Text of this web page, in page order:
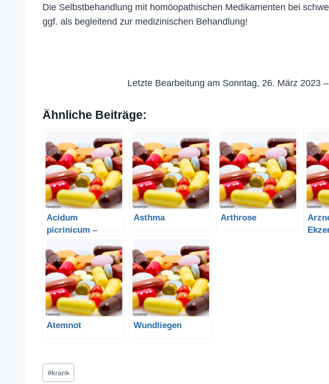
Die Selbstbehandlung mit homöopathischen Medikamenten bei
ggf. als begleitend zur medizinischen Behandlung!
Letzte Bearbeitung am Sonntag, 26. März 2023
Ähnliche Beiträge:
Acidum
picrinicum –
Asthma Arthrose
Atemnot Wundliegen
Schlagworte:
#krank